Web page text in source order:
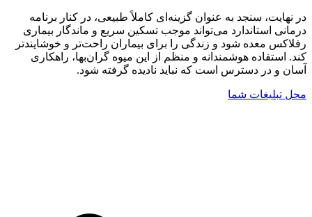
در نهایت، سنجد به عنوان گزینه‌ای کاملاً طبیعی، در کنار برنامه
درمانی استاندارد می‌تواند موجب تسکین سریع و ماندگار بیماری
رفلاکس معده شود و زندگی را برای بیماران راحت‌تر و خوشایندتر
کند. استفاده هوشمندانه و منظم از این میوه گران‌بها، راهکاری
آسان و در دسترس است که نباید نادیده گرفته شود.
محل تبلیغات شما